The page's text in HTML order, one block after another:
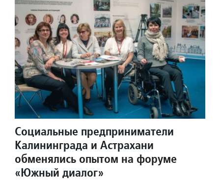
Социальные предприниматели
Калининграда и Астрахани
обменялись опытом на форуме
«Южный диалог»